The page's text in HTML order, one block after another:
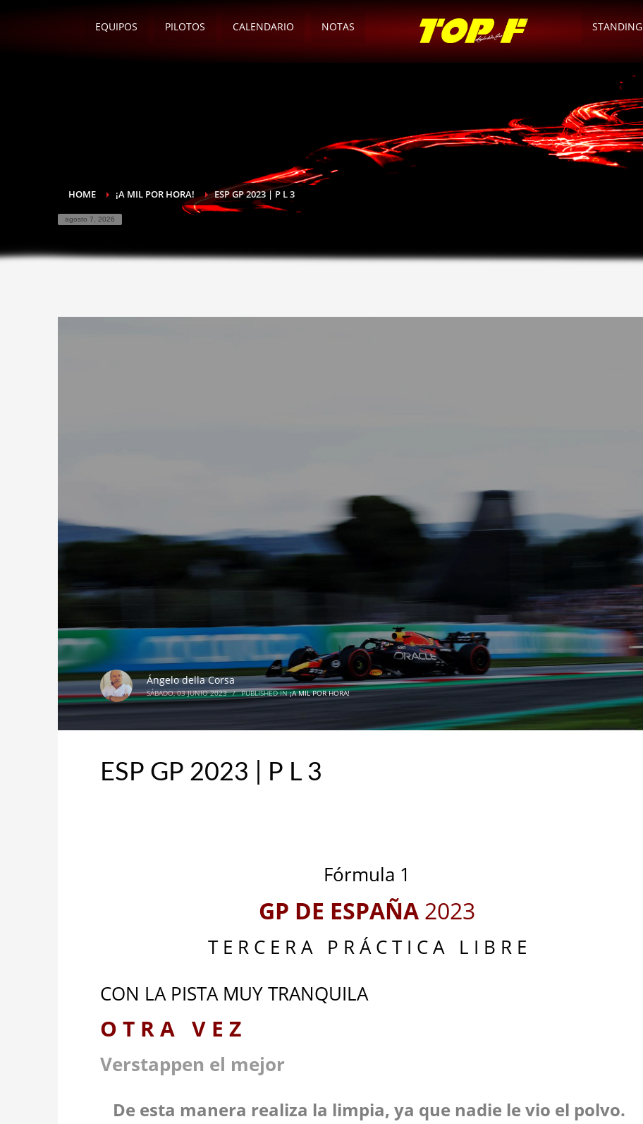
EQUIPOS PILOTOS CALENDARIO NOTAS STANDING
HOME ¡A MIL POR HORA! ESP GP 2023 | P L 3
agosto 7, 2026
Ángelo della Corsa
SÁBADO, 03 JUNIO 2023 / PUBLISHED IN¡A MIL POR HORA!
ESP GP 2023 | P L 3
Fórmula 1
GP DE ESPAÑA 2023
T E R C E R A P R Á C T I C A L I B R E
CON LA PISTA MUY TRANQUILA
O T R A V E Z
Verstappen el mejor
De esta manera realiza la limpia, ya que nadie le vio el polvo.